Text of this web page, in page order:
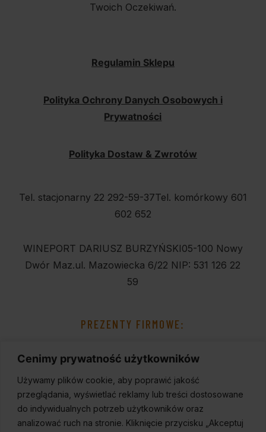
Cenimy prywatność użytkowników
Używamy plików cookie, aby poprawić jakość
przeglądania, wyświetlać reklamy lub treści dostosowane
do indywidualnych potrzeb użytkowników oraz
analizować ruch na stronie. Kliknięcie przycisku „Akceptuj
Twoich Oczekiwań.
Regulamin Sklepu
Polityka Ochrony Danych Osobowych i
Prywatności
Polityka Dostaw & Zwrotów
Tel. stacjonarny 22 292-59-37Tel. komórkowy 601
602 652
WINEPORT DARIUSZ BURZYŃSKI05-100 Nowy
Dwór Maz.ul. Mazowiecka 6/22 NIP: 531 126 22
59
PREZENTY FIRMOWE: